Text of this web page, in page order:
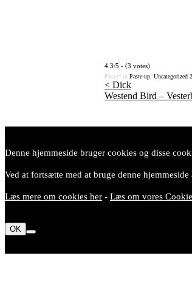
4.3/5 - (3 votes)
Posted in Paste-up Uncategorized
Post
< Dick
Westend Bird –
Denne hjemmeside bruger cookies og disse
Ved at fortsætte med at bruge denne
Læs mere om cookies her - Læs om vores
OK